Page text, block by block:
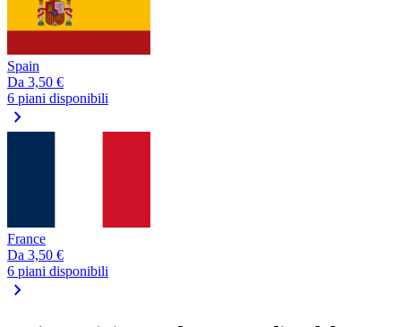
Spain
Da 3,50 €
6 piani disponibili
chevron_right
France
Da 3,50 €
6 piani disponibili
chevron_right